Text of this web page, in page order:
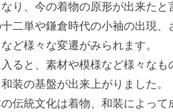
り、今の着物の原形が出来た
二単や鎌倉時代の小袖の出現
ど様々な変遷がみられます。
ると、素材や模様など様々な
装の基盤が出来上がりました。
伝統文化は着物、和装によっ